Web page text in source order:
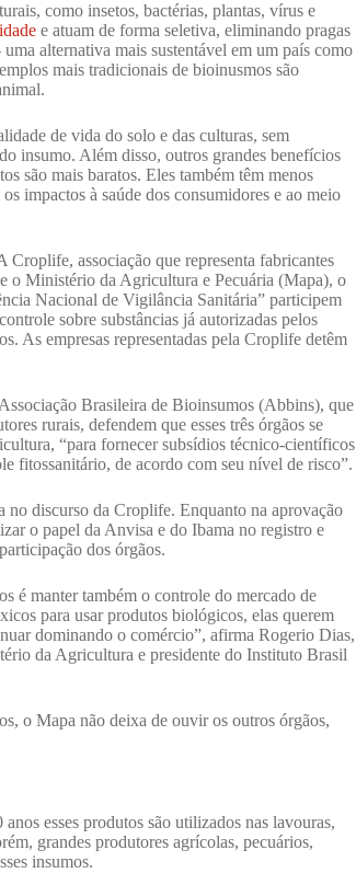
como insetos, bactérias, plantas, vírus e
e atuam de forma seletiva, eliminando pragas
alternativa mais sustentável em um país como
mais tradicionais de bioinusmos são
de vida do solo e das culturas, sem
insumo. Além disso, outros grandes benefícios
são mais baratos. Eles também têm menos
impactos à saúde dos consumidores e ao meio
associação que representa fabricantes
o Ministério da Agricultura e Pecuária (Mapa), o
Nacional de Vigilância Sanitária” participem
sobre substâncias já autorizadas pelos
As empresas representadas pela Croplife detêm
Brasileira de Bioinsumos (Abbins), que
rurais, defendem que esses três órgãos se
“para fornecer subsídios técnico-científicos
fitossanitário, de acordo com seu nível de risco”.
no discurso da Croplife. Enquanto na aprovação
o papel da Anvisa e do Ibama no registro e
dos órgãos.
é manter também o controle do mercado de
para usar produtos biológicos, elas querem
dominando o comércio”, afirma Rogerio Dias,
da Agricultura e presidente do Instituto Brasil
o Mapa não deixa de ouvir os outros órgãos,
esses produtos são utilizados nas lavouras,
grandes produtores agrícolas, pecuários,
insumos.